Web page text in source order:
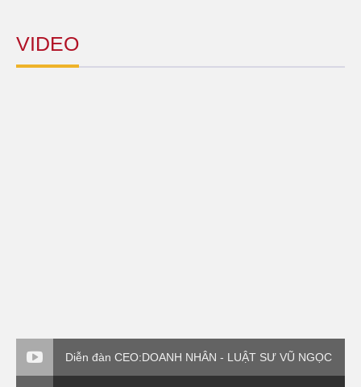
VIDEO
Diễn đàn CEO:DOANH NHÂN - LUẬT SƯ VŨ NGỌC
DŨNG - PHẦN VI